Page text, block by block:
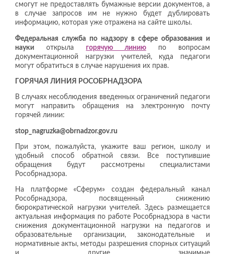
смогут не предоставлять бумажные версии документов, а
в случае запросов им не нужно будет дублировать
информацию, которая уже отражена на сайте школы.
Федеральная служба по надзору в сфере образования и
науки открыла горячую линию по вопросам
документационной нагрузки учителей, куда педагоги
могут обратиться в случае нарушения их прав.
ГОРЯЧАЯ ЛИНИЯ РОСОБРНАДЗОРА
В случаях несоблюдения введенных ограничений педагоги
могут направить обращения на электронную почту
горячей линии:
stop_nagruzka@obrnadzor.gov.ru
При этом, пожалуйста, укажите ваш регион, школу и
удобный способ обратной связи. Все поступившие
обращения будут рассмотрены специалистами
Рособрнадзора.
На платформе «Сферум» создан федеральный канал
Рособрнадзора, посвященный снижению
бюрократической нагрузки учителей. Здесь размещается
актуальная информация по работе Рособрнадзора в части
снижения документационной нагрузки на педагогов и
образовательные организации, законодательные и
нормативные акты, методы разрешения спорных ситуаций